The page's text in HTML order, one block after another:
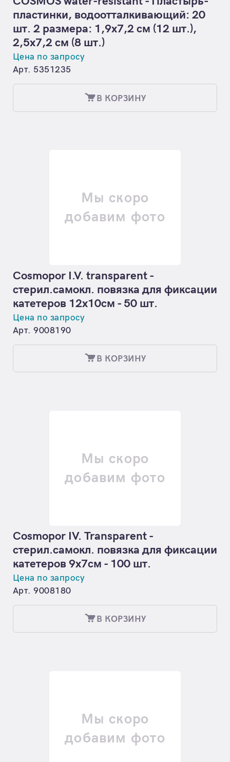
пластинки, водоотталкивающий: 20
шт. 2 размера: 1,9х7,2 см (12 шт.),
2,5х7,2 см (8 шт.)
Цена по запросу
Арт. 5351235
В КОРЗИНУ
Мы скоро
добавим фото
Cosmopor I.V. transparent -
стерил.самокл. повязка для фиксации
катетеров 12x10см - 50 шт.
Цена по запросу
Арт. 9008190
В КОРЗИНУ
Мы скоро
добавим фото
Cosmopor IV. Transparent -
стерил.самокл. повязка для фиксации
катетеров 9x7см - 100 шт.
Цена по запросу
Арт. 9008180
В КОРЗИНУ
Мы скоро
добавим фото